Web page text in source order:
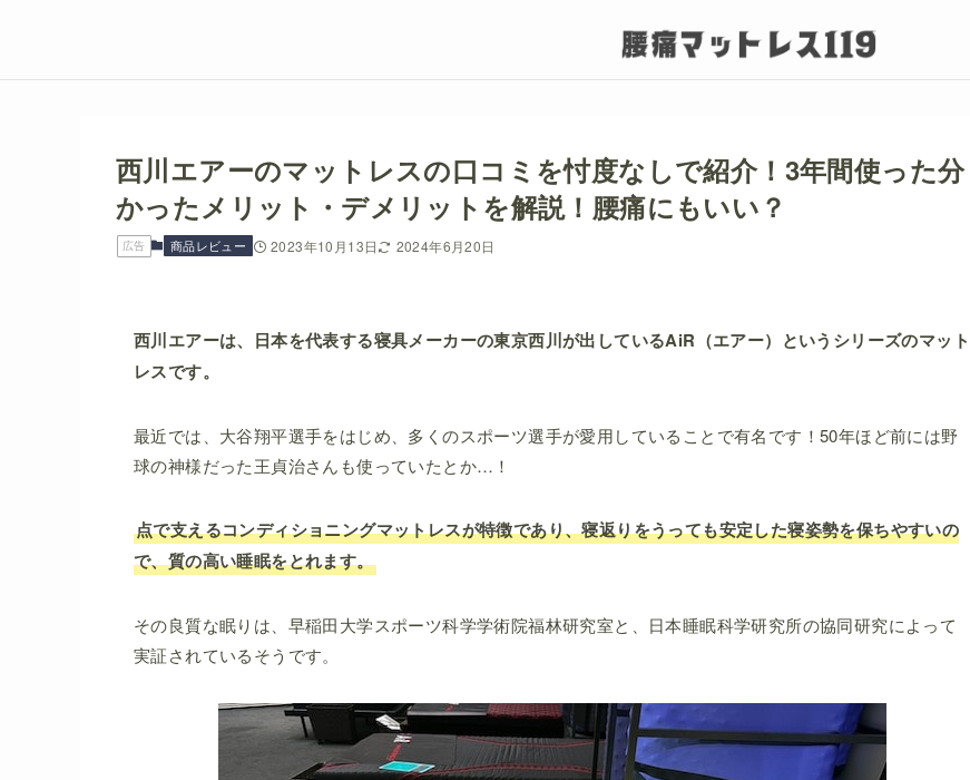
西川エアーのマットレスの口コミを忖度なしで紹介！3年間使った分
かったメリット・デメリットを解説！腰痛にもいい？
広告 商品レビュー 2023年10月13日 2024年6月20日
西川エアーは、日本を代表する寝具メーカーの東京西川が出しているAiR（エアー）というシリーズのマット
レスです。
最近では、大谷翔平選手をはじめ、多くのスポーツ選手が愛用していることで有名です！50年ほど前には野
球の神様だった王貞治さんも使っていたとか…！
点で支えるコンディショニングマットレスが特徴であり、寝返りをうっても安定した寝姿勢を保ちやすいの
で、質の高い睡眠をとれます。
その良質な眠りは、早稲田大学スポーツ科学学術院福林研究室と、日本睡眠科学研究所の協同研究によって
実証されているそうです。